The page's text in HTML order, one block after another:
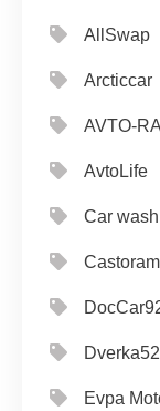
AllSwap
Arcticcar
AVTO-
AvtoLife
Car
Evpa